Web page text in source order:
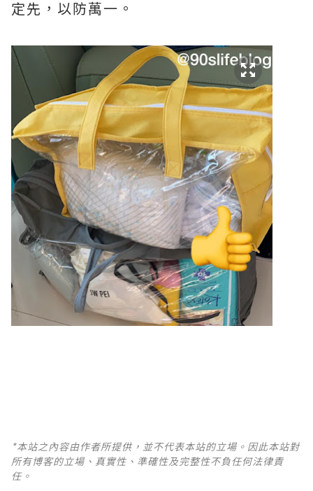
定先，以防萬一。
*本站之內容由作者所提供，並不代表本站的立場。因此本站對
所有博客的立場、真實性、準確性及完整性不負任何法律責
任。